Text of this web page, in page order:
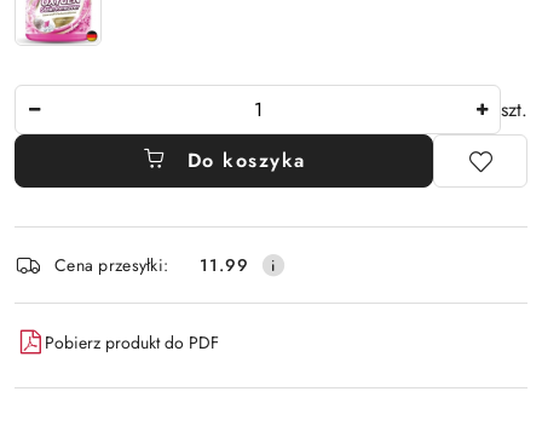
szt.
Do koszyka
i
dostawa
Cena przesyłki: 11.99
Pobierz produkt do PDF